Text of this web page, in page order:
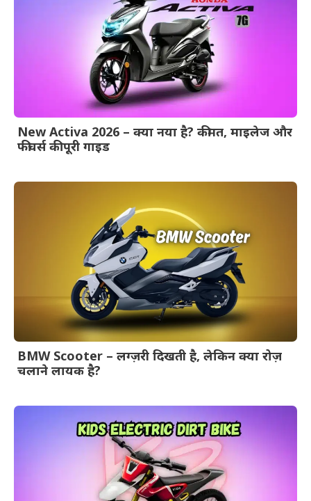
New Activa 2026 – क्या नया है? कीमत, माइलेज और
फीचर्स की पूरी गाइड
BMW Scooter – लग्ज़री दिखती है, लेकिन क्या रोज़
चलाने लायक है?